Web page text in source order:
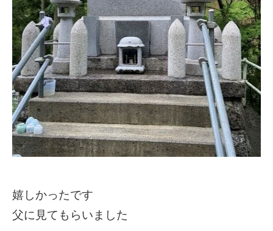
嬉しかったです
父に見てもらいました